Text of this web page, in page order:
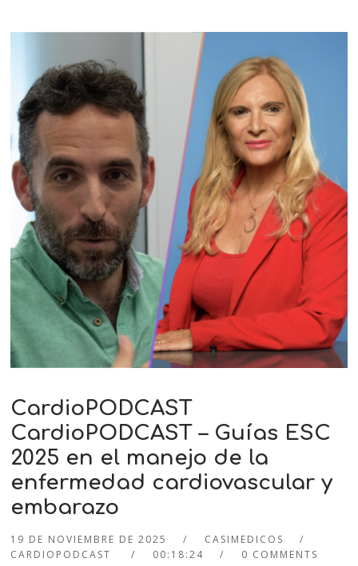
CardioPODCAST
CardioPODCAST – Guías ESC
2025 en el manejo de la
enfermedad cardiovascular y
embarazo
19 DE NOVIEMBRE DE 2025
CASIMEDICOS
CARDIOPODCAST
00:18:24 0 COMMENTS